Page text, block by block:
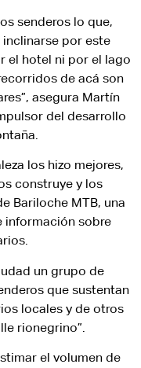
senderos lo que,
por este
el hotel ni por el lago
de acá son
asegura Martín
del desarrollo
los hizo mejores,
construye y los
Bariloche MTB, una
información sobre
un grupo de
que sustentan
locales y de otros
rionegrino”.
el volumen de